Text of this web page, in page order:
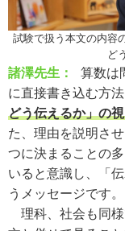
試験で扱う本文の内容
ど
諸澤先生：
算数は
に直接書き込む方
どう伝えるか」の
た、理由を説明さ
つに決まることの
いると意識し、「
うメッセージです。
理科、社会も同様